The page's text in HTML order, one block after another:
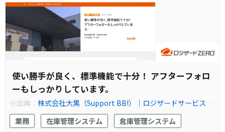
使い勝手が良く、標準機能で十分！ アフターフォロ
ーもしっかりしています。
※出典：株式会社大黒（Support BB!）│ロジザードサービス導
入事例│EC物流の在庫管理ならクラウドWMS(倉庫管理システ
ム) ロジザードZERO
業務 在庫管理システム 倉庫管理システム